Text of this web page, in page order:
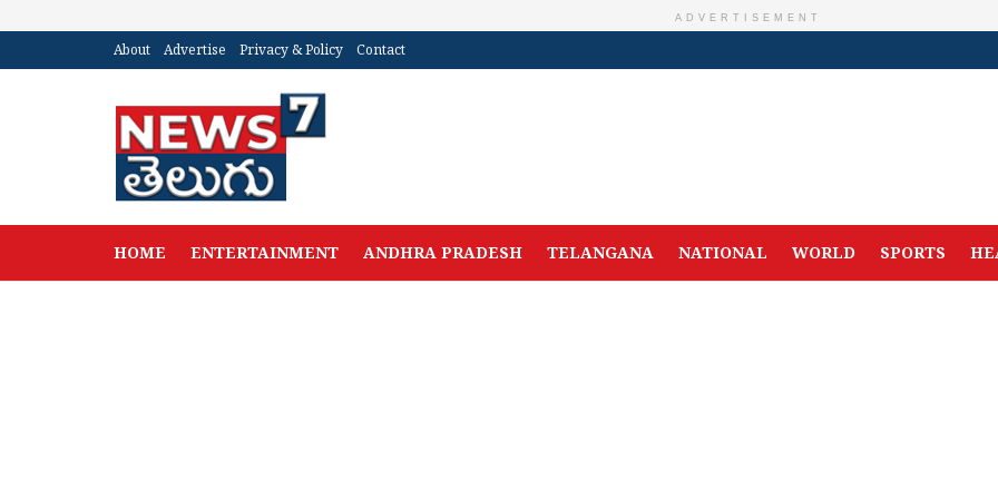
ADVERTISEMENT
About Advertise Privacy & Policy Contact
HOME ENTERTAINMENT ANDHRA PRADESH TELANGANA NATIONAL WORLD SPORTS